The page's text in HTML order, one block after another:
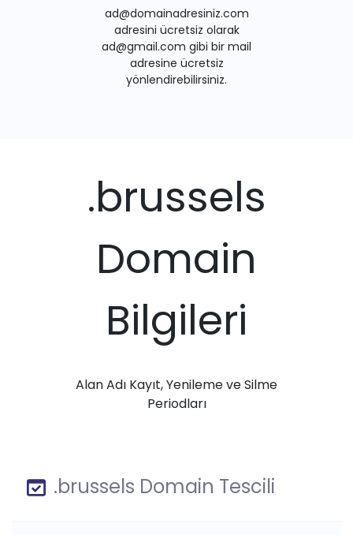
ad@domainadresiniz.com
adresini ücretsiz olarak
ad@gmail.com gibi bir mail
adresine ücretsiz
yönlendirebilirsiniz.
.brussels
Domain
Bilgileri
Alan Adı Kayıt, Yenileme ve Silme
Periodları
.brussels Domain Tescili